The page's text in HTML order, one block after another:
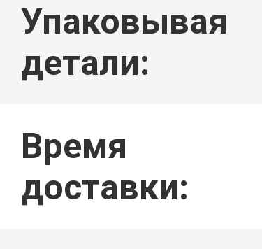
НОВОСТИ
СЛУЧАИ
Упаковывая
детали:
Время
доставки: